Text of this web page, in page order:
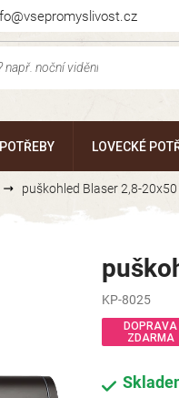
LOVECKÉ
puškohled Blaser 2,8-20x50
KP-8025
DOPRAVA
ZDARMA